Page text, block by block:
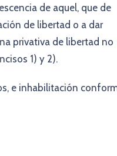
de aquel, que de
de libertad o a dar
privativa de libertad no
1) y 2).
e inhabilitación